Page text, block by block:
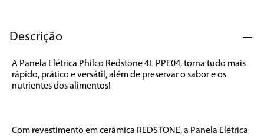
Descrição
A Panela Elétrica Philco Redstone 4L PPE04, torna tudo mais
rápido, prático e versátil, além de preservar o sabor e os
nutrientes dos alimentos!
Com revestimento em cerâmica REDSTONE, a Panela Elétrica
9º forno
10º ventilador